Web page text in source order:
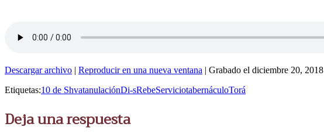
Descargar archivo | Reproducir en una nueva ventana | Grabado el diciembre 20, 2018
Etiquetas:10 de ShvatanulaciónDi-sRebeServiciotabernáculoTorá
Deja una respuesta